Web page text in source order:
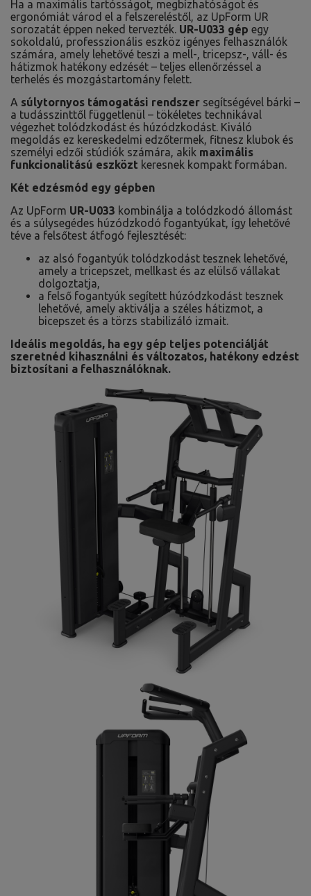
Ha a maximális tartósságot, megbízhatóságot és
ergonómiát várod el a felszereléstől, az UpForm UR
sorozatát éppen neked tervezték. UR-U033 gép egy
sokoldalú, professzionális eszköz igényes felhasználók
számára, amely lehetővé teszi a mell-, tricepsz-, váll- és
hátizmok hatékony edzését – teljes ellenőrzéssel a
terhelés és mozgástartomány felett.
A súlytornyos támogatási rendszer segítségével bárki –
a tudásszinttől függetlenül – tökéletes technikával
végezhet tolódzkodást és húzódzkodást. Kiváló
megoldás ez kereskedelmi edzőtermek, fitnesz klubok és
személyi edzői stúdiók számára, akik maximális
funkcionalitású eszközt keresnek kompakt formában.
Két edzésmód egy gépben
Az UpForm UR-U033 kombinálja a tolódzkodó állomást
és a súlysegédes húzódzkodó fogantyúkat, így lehetővé
téve a felsőtest átfogó fejlesztését:
az alsó fogantyúk tolódzkodást tesznek lehetővé,
amely a tricepszet, mellkast és az elülső vállakat
dolgoztatja,
a felső fogantyúk segített húzódzkodást tesznek
lehetővé, amely aktiválja a széles hátizmot, a
bicepszet és a törzs stabilizáló izmait.
Ideális megoldás, ha egy gép teljes potenciálját
szeretnéd kihasználni és változatos, hatékony edzést
biztosítani a felhasználóknak.